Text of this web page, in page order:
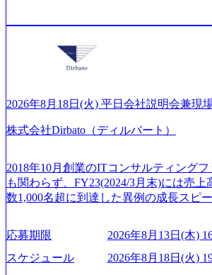
案、人事組織テーマに強みを持ち、メデ
界においてはDX戦略立案、NFT等の新
する。 - 藏満 一馬氏：アクセンチュア
心に、DX戦略策定、新規事業立案、組
の幅広いプロジェクトを主導する。 - 天
ページ (https://www.xspear.co.jp/career/
から”のコンサルの在り方 (https://
を取得 (https://www.agara.co.jp/article/
Xspear Consultingが、東京都港区の行政
化を支援 (https://www.afpbb.com/articles/-/
流工程、先端技術を学べる環境 【コン
者】 ・専門領域に軸足を置きながら、
ジできる環境 ・タイトルアップでのオ
ができる 【休日】 土日祝休みの完全週
休暇は年間24日（4月1日入社の場合）
れます。 年次有給休暇の残日数は、翌
ができます。 慶弔休暇は、事由により
ュ休暇は、規程で定める勤続年数ごとに
ッシュ休暇を取得できます。 【育児や
の制度】 育児休暇： 対象：小学校1年修
日2時間15分まで、始業・終業時刻の繰
可能 子の看護休暇： 子1人につき5日ま
単位で取得することも可能 家族看護休暇： 5日まで
度など】 独身寮：富山事業所の近くに
つの寮があり、以下の入居基準を満たす
す。 ＜入居基準＞ ・満33歳までの独身
&A業界のリーディングカンパニーであ
ず幅広い案件に携わりながら自己成長
可能 M&Aセンター出身者3名がメイン
験豊富なアドバイザーと共に働くこと
バイザリーなどの専門知識を獲得し、キ
となり、平均3000万～4000万の年収とな
成活躍させるためのナレッジシェアおよ
19:30～ 所要時間 : 約1時間 2026年8月13
意思不問・業界未経験歓迎！／ M&A承
業務内容、実際の働き方について詳しく
イン説明会を開催いたします。 M&A業
業界の情報を集めたい 働くイメージを
&A業界にご興味がある方、転職を少し
ちろん、情報収集をしたい方でも歓迎で
2026年8月18日(火) 平日会社説明会兼現
株式会社Dirbato（ディルバート）
2018年10月創業のITコンサルティング
も関わらず、FY23(2024/3月末)には売上
数1,000名超に到達した異例の成長スピ
成⻑を遂げている。 現在コンサルティ
資も含めて売上高TOP10にランクインし
はITコンサルティング。幅広い業界の大
応募期限
2026年8月13日(木)
スケジュール
2026年8月18日(火)